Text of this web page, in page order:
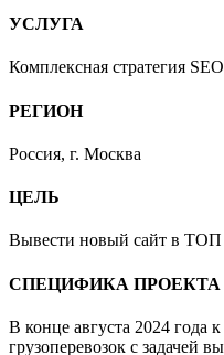
УСЛУГА
Комплексная стратегия
РЕГИОН
Россия, г. Москва
ЦЕЛЬ
Вывести новый сайт в ТОП
СПЕЦИФИКА ПРОЕКТА
В конце августа 2024 года
грузоперевозок с задачей